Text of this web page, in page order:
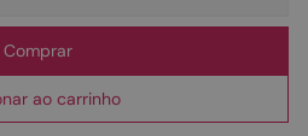
Comprar
ao carrinho